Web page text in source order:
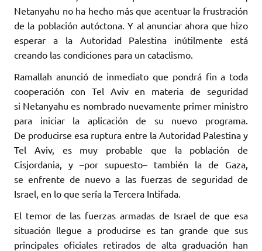
Netanyahu no ha hecho más que acentuar la frustración
de la población autóctona. Y al anunciar ahora que hizo
esperar a la Autoridad Palestina inútilmente está
creando las condiciones para un cataclismo.
Ramallah anunció de inmediato que pondrá fin a toda
cooperación con Tel Aviv en materia de seguridad
si Netanyahu es nombrado nuevamente primer ministro
para iniciar la aplicación de su nuevo programa.
De producirse esa ruptura entre la Autoridad Palestina y
Tel Aviv, es muy probable que la población de
Cisjordania, y –por supuesto– también la de Gaza,
se enfrente de nuevo a las fuerzas de seguridad de
Israel, en lo que sería la Tercera Intifada.
El temor de las fuerzas armadas de Israel de que esa
situación llegue a producirse es tan grande que sus
principales oficiales retirados de alta graduación han